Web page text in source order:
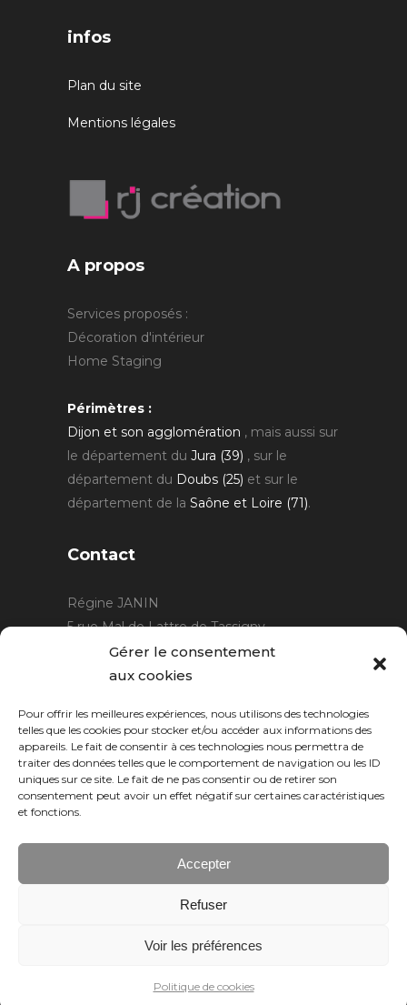
Gérer le consentement
aux cookies
Pour offrir les meilleures expériences, nous utilisons des technologies
telles que les cookies pour stocker et/ou accéder aux informations des
appareils. Le fait de consentir à ces technologies nous permettra de
traiter des données telles que le comportement de navigation ou les ID
uniques sur ce site. Le fait de ne pas consentir ou de retirer son
consentement peut avoir un effet négatif sur certaines caractéristiques
et fonctions.
Accepter
Refuser
Voir les préférences
Politique de cookies
infos
Plan du site
Mentions légales
A propos
Services proposés :
Décoration d'intérieur
Home Staging
Périmètres :
Dijon et son agglomération , mais aussi sur
le département du Jura (39) , sur le
département du Doubs (25) et sur le
département de la Saône et Loire (71).
Contact
Régine JANIN
5 rue Mal de Lattre de Tassigny
21220 Gevrey Chambertin
06 15 15 80 29
Horaires :sur rendez-vous.
© 2026 RJ création, tous droits réservés.